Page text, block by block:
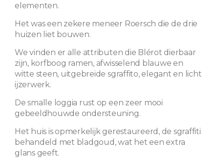
elementen.
Het was een zekere meneer Roersch die de drie
huizen liet bouwen.
We vinden er alle attributen die Blérot dierbaar
zijn, korfboog ramen, afwisselend blauwe en
witte steen, uitgebreide sgraffito, elegant en licht
ijzerwerk.
De smalle loggia rust op een zeer mooi
gebeeldhouwde ondersteuning.
Het huis is opmerkelijk gerestaureerd, de sgraffiti
behandeld met bladgoud, wat het een extra
glans geeft.